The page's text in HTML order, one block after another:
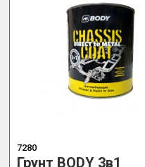
7280
Грунт BODY 3в1